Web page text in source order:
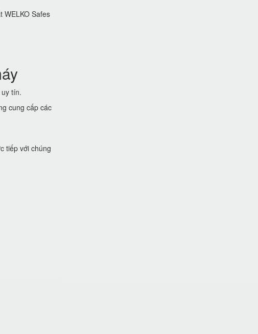
WELKO Safes
tín.
cung cấp các
tiếp với chúng